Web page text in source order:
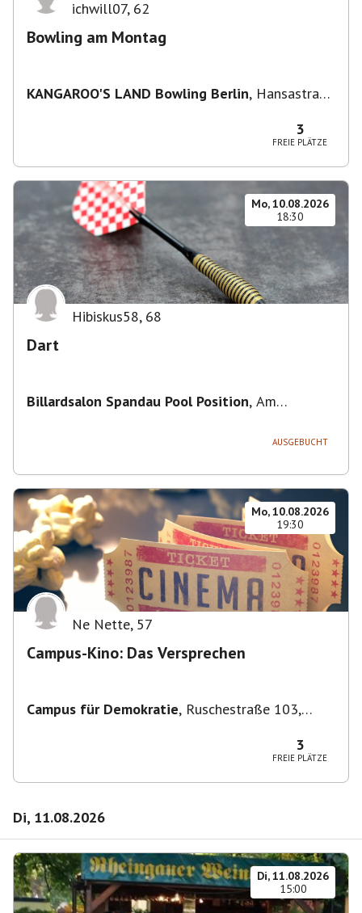
ichwill07, 62
Bowling am Montag
KANGAROO'S LAND Bowling Berlin, Hansastraße
3
FREIE PLÄTZE
Mo, 10.08.2026
18:30
Hibiskus58, 68
Dart
Billardsalon Spandau Pool Position, Am
AUSGEBUCHT
Mo, 10.08.2026
19:30
Ne Nette, 57
Campus-Kino: Das Versprechen
Campus für Demokratie, Ruschestraße 103,
3
FREIE PLÄTZE
Di, 11.08.2026
Di, 11.08.2026
15:00